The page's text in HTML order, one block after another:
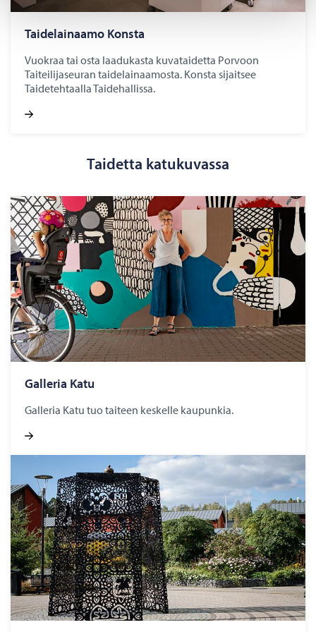
Tai­de­lai­naa­mo Kons­ta
Vuokraa tai osta laadukasta kuvataidetta Porvoon
Taiteilijaseuran taidelainaamosta. Konsta sijaitsee
Taidetehtaalla Taidehallissa.
Taidetta katukuvassa
Gal­le­ria Katu
Galleria Katu tuo taiteen keskelle kaupunkia.